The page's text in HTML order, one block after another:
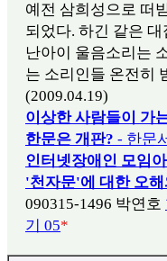
예전 삼희성으로 떠
되었다. 하긴 같은
난아이 울음소리는
는 소리인들 온전히
(2009.04.19)
이상한 사람들이 가
한문은 개판? - 한문
인터넷장애인 모임
'천자문'에 대한 오해
090315-1496 박연호
기 05*